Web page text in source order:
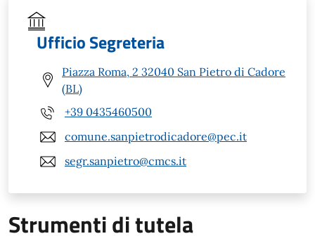
Ufficio Segreteria
Piazza Roma, 2 32040 San Pietro di Cadore
(BL)
+39 0435460500
comune.sanpietrodicadore@pec.it
segr.sanpietro@cmcs.it
Strumenti di tutela